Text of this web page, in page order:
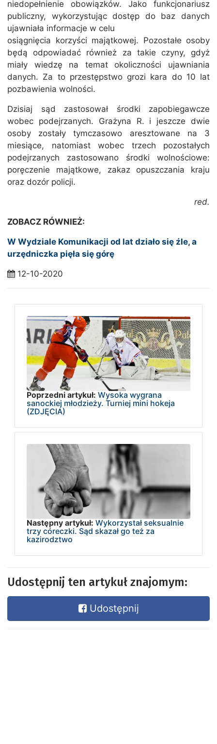
niedopełnienie obowiązków. Jako funkcjonariusz
publiczny, wykorzystując dostęp do baz danych
ujawniała informacje w celu
osiągnięcia korzyści majątkowej. Pozostałe osoby
będą odpowiadać również za takie czyny, gdyż
miały wiedzę na temat okoliczności ujawniania
danych. Za to przestępstwo grozi kara do 10 lat
pozbawienia wolności.
Dzisiaj sąd zastosował środki zapobiegawcze
wobec podejrzanych. Grażyna R. i jeszcze dwie
osoby zostały tymczasowo aresztowane na 3
miesiące, natomiast wobec trzech pozostałych
podejrzanych zastosowano środki wolnościowe:
poręczenie majątkowe, zakaz opuszczania kraju
oraz dozór policji.
red.
ZOBACZ RÓWNIEŻ:
W Wydziale Komunikacji od lat działo się źle, a
urzędniczka pięła się górę
12-10-2020
Poprzedni artykuł: Wysoka wygrana
sanockiej młodzieży. Turniej mini hokeja
(ZDJĘCIA)
Następny artykuł: Wykorzystał seksualnie
trzy córeczki. Sąd skazał go też za
kazirodztwo
Udostępnij ten artykuł znajomym:
Udostępnij